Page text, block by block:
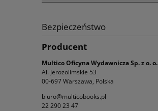
Bezpieczeństwo
Producent
Multico Oficyna Wydawnicza Sp. z o. o.
Al. Jerozolimskie 53
00-697 Warszawa, Polska
biuro@multicobooks.pl
22 290 23 47